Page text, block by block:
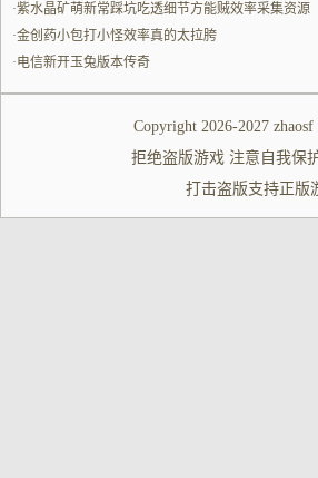
的配合
·紫水晶矿萌新常踩坑吃透细节方能贼效率采集资源
·金创药小包打小怪效率真的太拉胯
·电信新开玉兔版本传奇
Copyright 2026-2027 zhaosf
拒绝盗版游戏 注意自我保
打击盗版支持正版